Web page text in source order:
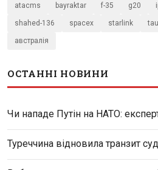
atacms bayraktar f-35 g20
shahed-136 spacex starlink
австралія
ОСТАННІ НОВИНИ
Чи нападе Путін на НАТО:
Туреччина відновила транзит